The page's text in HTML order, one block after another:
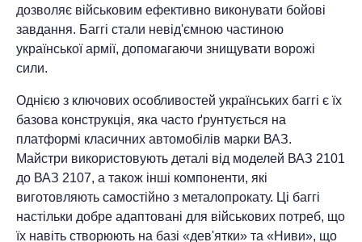
дозволяє військовим ефективно виконувати бойові
завдання. Баггі стали невід'ємною частиною
української армії, допомагаючи знищувати ворожі
сили.
Однією з ключових особливостей українських баггі є їх
базова конструкція, яка часто ґрунтується на
платформі класичних автомобілів марки ВАЗ.
Майстри використовують деталі від моделей ВАЗ 2101
до ВАЗ 2107, а також інші компоненти, які
виготовляють самостійно з металопрокату. Ці баггі
настільки добре адаптовані для військових потреб, що
їх навіть створюють на базі «дев'ятки» та «Ниви», що